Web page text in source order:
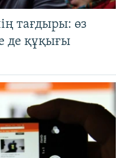
тағдыры: өз
де құқығы